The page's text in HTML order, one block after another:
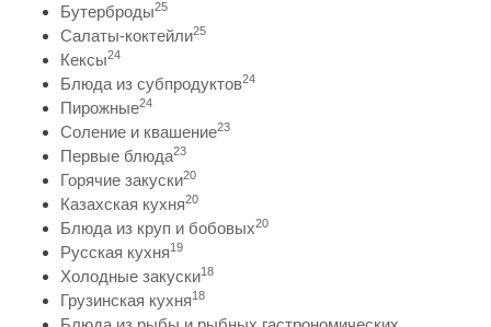
Бутерброды25
Салаты-коктейли25
Кексы24
Блюда из субпродуктов24
Пирожные24
Соление и квашение23
Первые блюда23
Горячие закуски20
Казахская кухня20
Блюда из круп и бобовых20
Русская кухня19
Холодные закуски18
Грузинская кухня18